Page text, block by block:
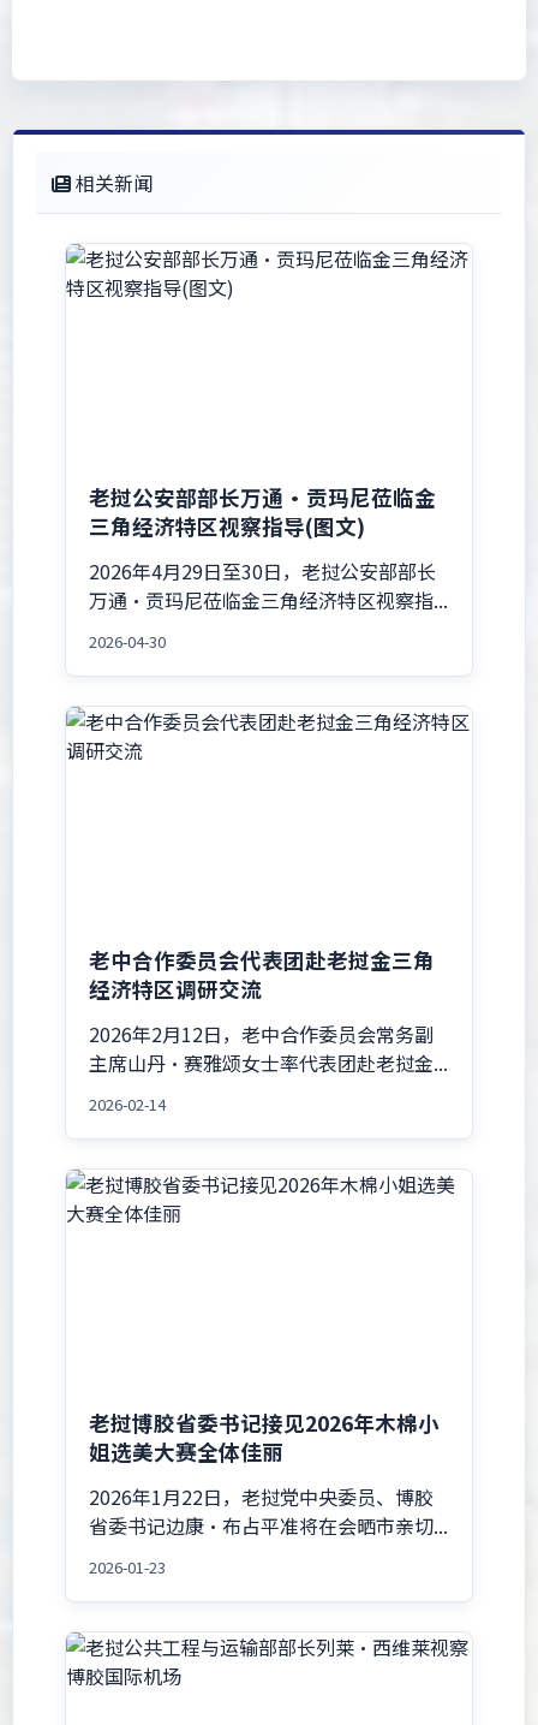
相关新闻
老挝公安部部长万通·贡玛尼莅临金
三角经济特区视察指导(图文)
2026年4月29日至30日，老挝公安部部长
万通·贡玛尼莅临金三角经济特区视察指...
2026-04-30
老中合作委员会代表团赴老挝金三角
经济特区调研交流
2026年2月12日，老中合作委员会常务副
主席山丹·赛雅颂女士率代表团赴老挝金...
2026-02-14
老挝博胶省委书记接见2026年木棉小
姐选美大赛全体佳丽
2026年1月22日，老挝党中央委员、博胶
省委书记边康·布占平准将在会晒市亲切...
2026-01-23